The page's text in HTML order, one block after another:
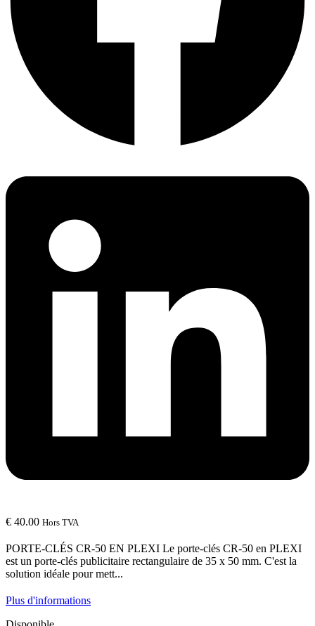
€ 40.00 Hors TVA
PORTE-CLÉS CR-50 EN PLEXI Le porte-clés CR-50 en PLEXI
est un porte-clés publicitaire rectangulaire de 35 x 50 mm. C'est la
solution idéale pour mett...
Plus d'informations